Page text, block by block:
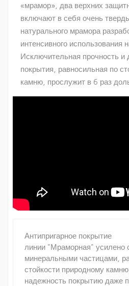
«мрамор», два верхних
включают в себя очень
натурального мрамора
интенсивного использования
Исключительная прочность и
покрытия, равносильная по
камню, прослужит в 6 раз
Антипригарное покрытие
линии "Мраморная" усилено
минеральными частицами,
стойкости природному
надежность покрытию даже